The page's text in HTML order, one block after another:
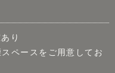
り
ペースをご用意してお